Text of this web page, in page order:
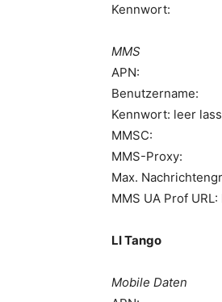
Kennwort:
MMS
APN:
Benutzername:
Kennwort: leer
MMSC:
MMS-Proxy:
Max.
MMS UA Prof
LI Tango
Mobile Daten